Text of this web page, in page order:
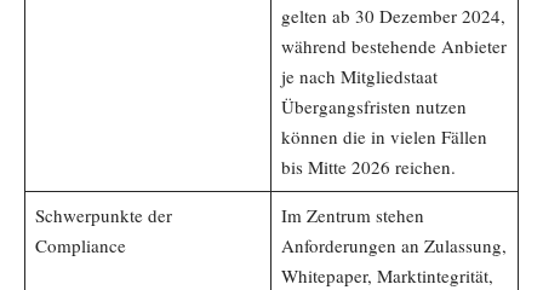
gelten ab 30 Dezember 2024,
während bestehende Anbieter
je nach Mitgliedstaat
Übergangsfristen nutzen
können die in vielen Fällen
bis Mitte 2026 reichen.
Schwerpunkte der
Compliance
Im Zentrum stehen
Anforderungen an Zulassung,
Whitepaper, Marktintegrität,